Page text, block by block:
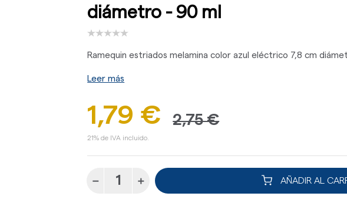
diámetro - 90 ml
Ramequin estriados melamina color azul eléctrico 7,8 cm
Leer más
1,79 € 2,75 €
21% de IVA incluido.
AÑADIR AL